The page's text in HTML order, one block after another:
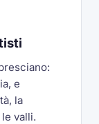
e
la
valli.